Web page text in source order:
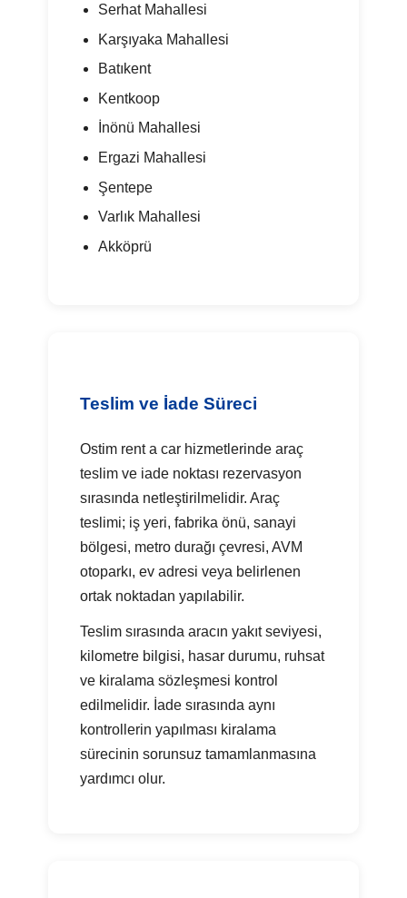
Serhat Mahallesi
Karşıyaka Mahallesi
Batıkent
Kentkoop
İnönü Mahallesi
Ergazi Mahallesi
Şentepe
Varlık Mahallesi
Akköprü
Teslim ve İade Süreci
Ostim rent a car hizmetlerinde araç
teslim ve iade noktası rezervasyon
sırasında netleştirilmelidir. Araç
teslimi; iş yeri, fabrika önü, sanayi
bölgesi, metro durağı çevresi, AVM
otoparkı, ev adresi veya belirlenen
ortak noktadan yapılabilir.
Teslim sırasında aracın yakıt seviyesi,
kilometre bilgisi, hasar durumu, ruhsat
ve kiralama sözleşmesi kontrol
edilmelidir. İade sırasında aynı
kontrollerin yapılması kiralama
sürecinin sorunsuz tamamlanmasına
yardımcı olur.